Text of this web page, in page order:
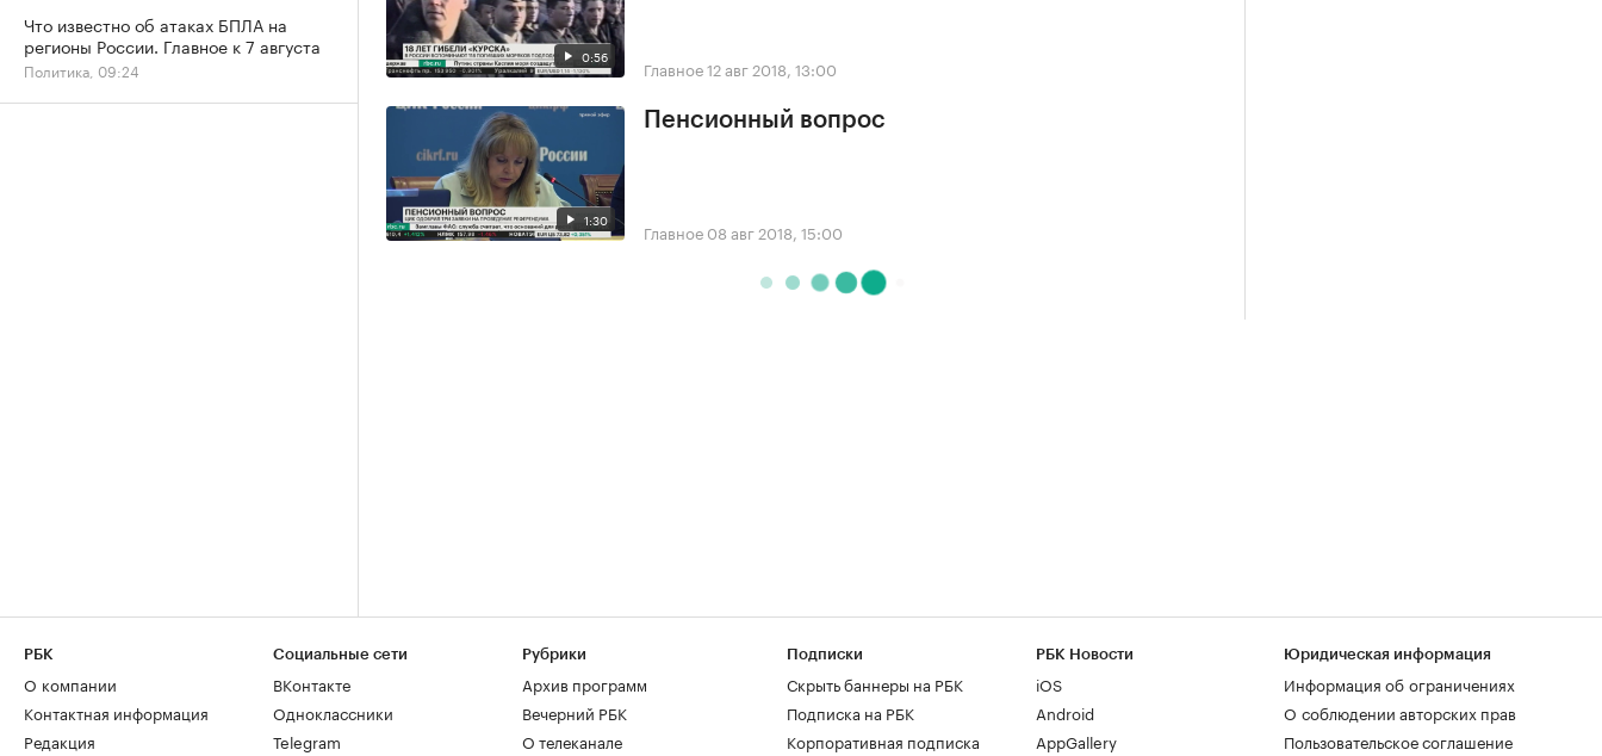
0:56 Главное12 авг 2018, 13:00
1:30
Пенсионный вопрос
Главное 08 авг 2018, 15:00
Что известно об атаках БПЛА на
регионы России. Главное к 7 августа
Политика, 09:24
РБК
О компании
Контактная информация
Редакция
Социальные сети
ВКонтакте
Одноклассники
Telegram
Рубрики
Архив программ
Вечерний РБК
О телеканале
Подписки
Скрыть баннеры на РБК
Подписка на РБК
Корпоративная подписка
РБК Новости
iOS
Android
AppGallery
Юридическая информация
Информация об ограничениях
О соблюдении авторских прав
Пользовательское соглашение